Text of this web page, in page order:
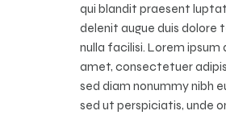
qui blandit praesent
delenit augue duis dolore
nulla facilisi. Lorem ipsum
amet, consectetuer
sed diam nonummy nibh
sed ut perspiciatis, unde